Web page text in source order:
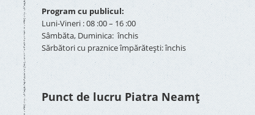
Program cu publicul:
Luni-Vineri : 08 :00 – 16 :00
Sâmbăta, Duminica: închis
Sărbători cu praznice împărătești: închis
Punct de lucru Piatra Neamț